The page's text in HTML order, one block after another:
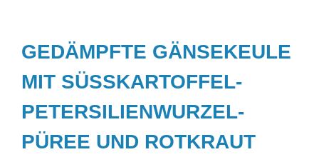
GEDÄMPFTE GÄNSEKEULE
MIT SÜSSKARTOFFEL-P
ETERSILIENWURZEL-P
ÜREE UND ROTKRAUT